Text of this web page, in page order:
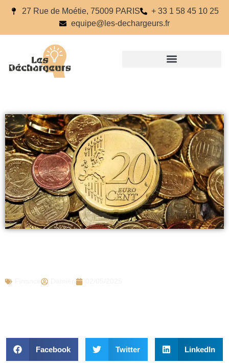
27 Rue de Moétie, 75009 PARIS
+ 33 1 58 45 10 25
equipe@les-dechargeurs.fr
Facebook Twitter LinkedIn